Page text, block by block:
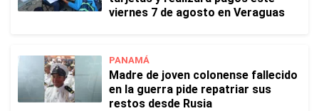
viernes 7 de agosto en Veraguas
PANAMÁ
Madre de joven colonense fallecido
en la guerra pide repatriar sus
restos desde Rusia